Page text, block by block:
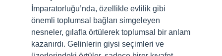
İmparatorluğu’nda, özellikle evlilik gibi
önemli toplumsal bağları simgeleyen
nesneler, gılafla örtülerek toplumsal bir anlam
kazanırdı. Gelinlerin giysi seçimleri ve